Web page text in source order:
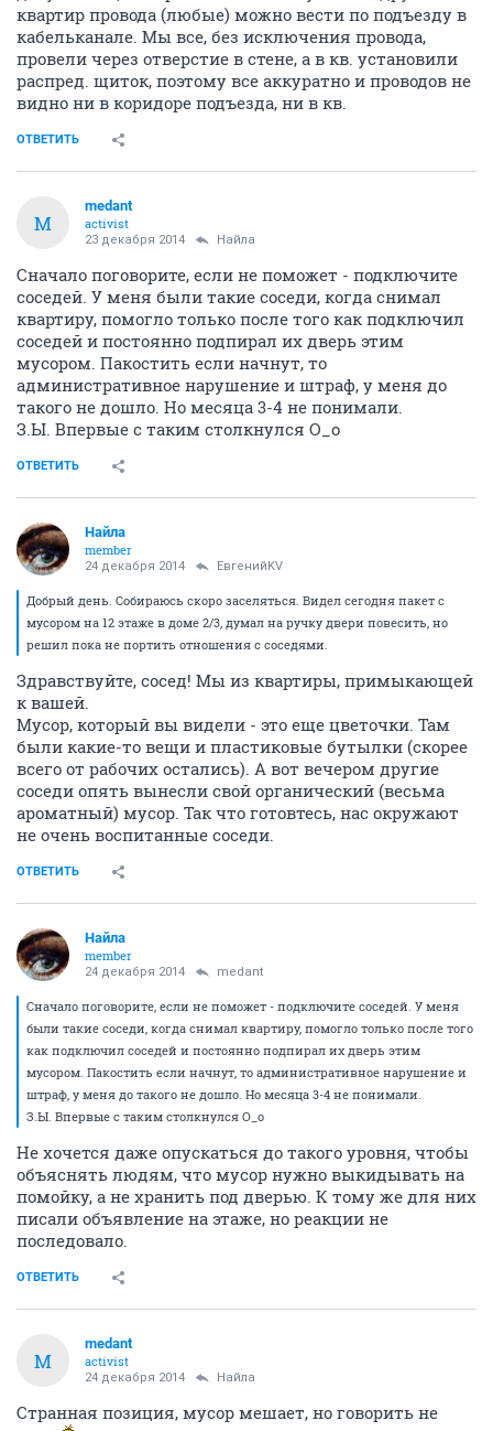
квартир провода (любые) можно вести по подъезду в
кабельканале. Мы все, без исключения провода,
провели через отверстие в стене, а в кв. установили
распред. щиток, поэтому все аккуратно и проводов не
видно ни в коридоре подъезда, ни в кв.
ОТВЕТИТЬ
M
medant
activist
23 декабря 2014 Найла
Сначало поговорите, если не поможет - подключите
соседей. У меня были такие соседи, когда снимал
квартиру, помогло только после того как подключил
соседей и постоянно подпирал их дверь этим
мусором. Пакостить если начнут, то
административное нарушение и штраф, у меня до
такого не дошло. Но месяца 3-4 не понимали.
З.Ы. Впервые с таким столкнулся О_о
ОТВЕТИТЬ
Найла
member
24 декабря 2014 ЕвгенийKV
Добрый день. Собираюсь скоро заселяться. Видел сегодня пакет с
мусором на 12 этаже в доме 2/3, думал на ручку двери повесить, но
решил пока не портить отношения с соседями.
Здравствуйте, сосед! Мы из квартиры, примыкающей
к вашей.
Мусор, который вы видели - это еще цветочки. Там
были какие-то вещи и пластиковые бутылки (скорее
всего от рабочих остались). А вот вечером другие
соседи опять вынесли свой органический (весьма
ароматный) мусор. Так что готовтесь, нас окружают
не очень воспитанные соседи.
ОТВЕТИТЬ
Найла
member
24 декабря 2014 medant
Сначало поговорите, если не поможет - подключите соседей. У меня
были такие соседи, когда снимал квартиру, помогло только после того
как подключил соседей и постоянно подпирал их дверь этим
мусором. Пакостить если начнут, то административное нарушение и
штраф, у меня до такого не дошло. Но месяца 3-4 не понимали.
З.Ы. Впервые с таким столкнулся О_о
Не хочется даже опускаться до такого уровня, чтобы
объяснять людям, что мусор нужно выкидывать на
помойку, а не хранить под дверью. К тому же для них
писали объявление на этаже, но реакции не
последовало.
ОТВЕТИТЬ
M
medant
activist
24 декабря 2014 Найла
Странная позиция, мусор мешает, но говорить не